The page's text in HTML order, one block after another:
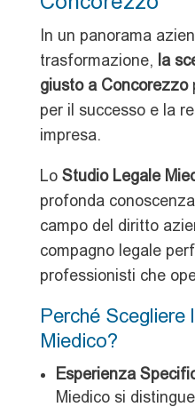
In un panorama
trasformazione, la
giusto a Concorezzo
per il successo e la
impresa.
Lo Studio Legale
profonda
campo del diritto
compagno legale
professionisti che
Perché
Miedico?
Esperienza
Miedico si